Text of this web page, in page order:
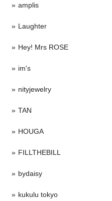
amplis
Laughter
Hey! Mrs ROSE
im's
nityjewelry
TAN
HOUGA
FILLTHEBILL
bydaisy
kukulu tokyo